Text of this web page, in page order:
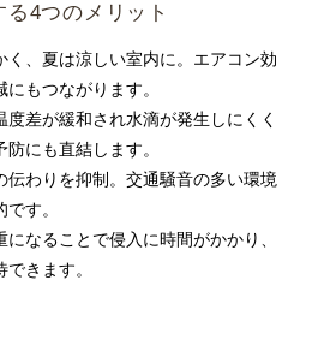
4つのメリット
く、夏は涼しい室内に。エアコン効
もつながります。
度差が緩和され水滴が発生しにくく
にも直結します。
伝わりを抑制。交通騒音の多い環境
す。
になることで侵入に時間がかかり、
きます。